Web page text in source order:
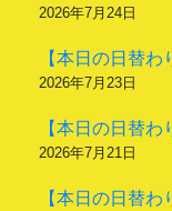
2026年7月24日
【本日の日替
2026年7月23日
【本日の日替
2026年7月21日
【本日の日替